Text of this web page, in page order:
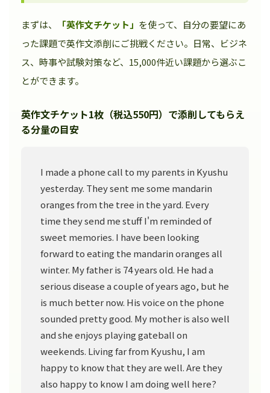
まずは、 「英作文チケット」 を使って、自分の要望にあ
った課題で英作文添削にご挑戦ください。日常、ビジネ
ス、時事や試験対策など、15,000件近い課題から選ぶこ
とができます。
英作文チケット1枚（税込550円）で添削してもらえ
る分量の目安
I made a phone call to my parents in Kyushu
yesterday. They sent me some mandarin
oranges from the tree in the yard. Every
time they send me stuff I'm reminded of
sweet memories. I have been looking
forward to eating the mandarin oranges all
winter. My father is 74 years old. He had a
serious disease a couple of years ago, but he
is much better now. His voice on the phone
sounded pretty good. My mother is also well
and she enjoys playing gateball on
weekends. Living far from Kyushu, I am
happy to know that they are well. Are they
also happy to know I am doing well here?